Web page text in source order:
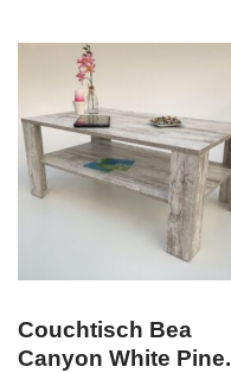
Couchtisch Bea
Canyon White Pine.